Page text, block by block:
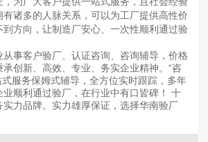
诸多的人脉关系，可以为工厂提供高性价
到方向，让制造厂安心、一次性顺利通过验
从事客户验厂、认证咨询、咨询辅导，价格
创新、高效、专业、务实企业精神。“咨
服务保姆式辅导，全方位实时跟踪，多年
顺利通过验厂，在行业中有口皆碑！ 十
力品牌。实力雄厚保证，选择华南验厂